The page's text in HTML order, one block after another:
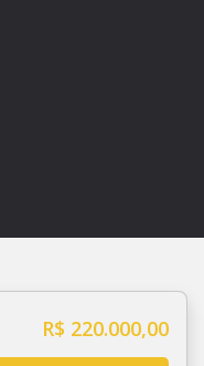
R$ 220.000,00